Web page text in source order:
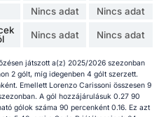
Nincs adat Nincs adat
Nincs adat Nincs adat
játszott a(z) 2025/2026 szezonban
2 gólt, míg idegenben 4 gólt szerzett.
Emellett Lorenzo Carissoni összesen 9
A gól hozzájárulásuk 0.27 90
gólok száma 90 percenként 0.16. Ez azt